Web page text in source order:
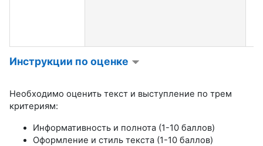
Инструкции по оценке
Необходимо оценить текст и выступление по трем
критериям:
Информативность и полнота (1-10 баллов)
Оформление и стиль текста (1-10 баллов)